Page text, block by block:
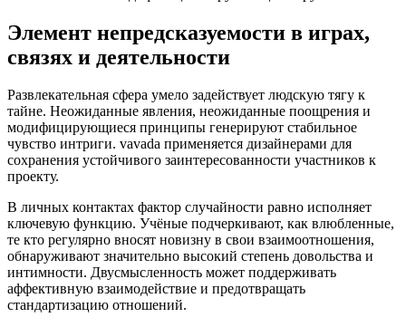
Элемент непредсказуемости в играх,
связях и деятельности
Развлекательная сфера умело задействует людскую тягу к
тайне. Неожиданные явления, неожиданные поощрения и
модифицирующиеся принципы генерируют стабильное
чувство интриги. vavada применяется дизайнерами для
сохранения устойчивого заинтересованности участников к
проекту.
В личных контактах фактор случайности равно исполняет
ключевую функцию. Учёные подчеркивают, как влюбленные,
те кто регулярно вносят новизну в свои взаимоотношения,
обнаруживают значительно высокий степень довольства и
интимности. Двусмысленность может поддерживать
аффективную взаимодействие и предотвращать
стандартизацию отношений.